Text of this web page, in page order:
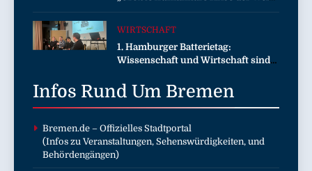
weitet sich aus“
WIRTSCHAFT
1. Hamburger Batterietag:
Wissenschaft und Wirtschaft sind
braucht Speicher, nicht Stillstand
Infos Rund Um Bremen
Bremen.de – Offizielles Stadtportal
(Infos zu Veranstaltungen, Sehenswürdigkeiten, und
Behördengängen)